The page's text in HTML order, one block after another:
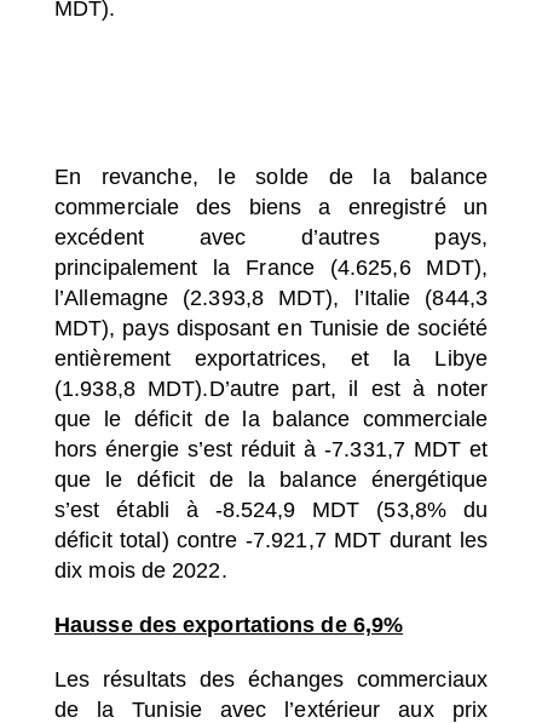
MDT).
En revanche, le solde de la balance
commerciale des biens a enregistré un
excédent avec d’autres pays,
principalement la France (4.625,6 MDT),
l’Allemagne (2.393,8 MDT), l’Italie (844,3
MDT), pays disposant en Tunisie de société
entièrement exportatrices, et la Libye
(1.938,8 MDT).D’autre part, il est à noter
que le déficit de la balance commerciale
hors énergie s’est réduit à -7.331,7 MDT et
que le déficit de la balance énergétique
s’est établi à -8.524,9 MDT (53,8% du
déficit total) contre -7.921,7 MDT durant les
dix mois de 2022.
Hausse des exportations de 6,9%
Les résultats des échanges commerciaux
de la Tunisie avec l’extérieur aux prix